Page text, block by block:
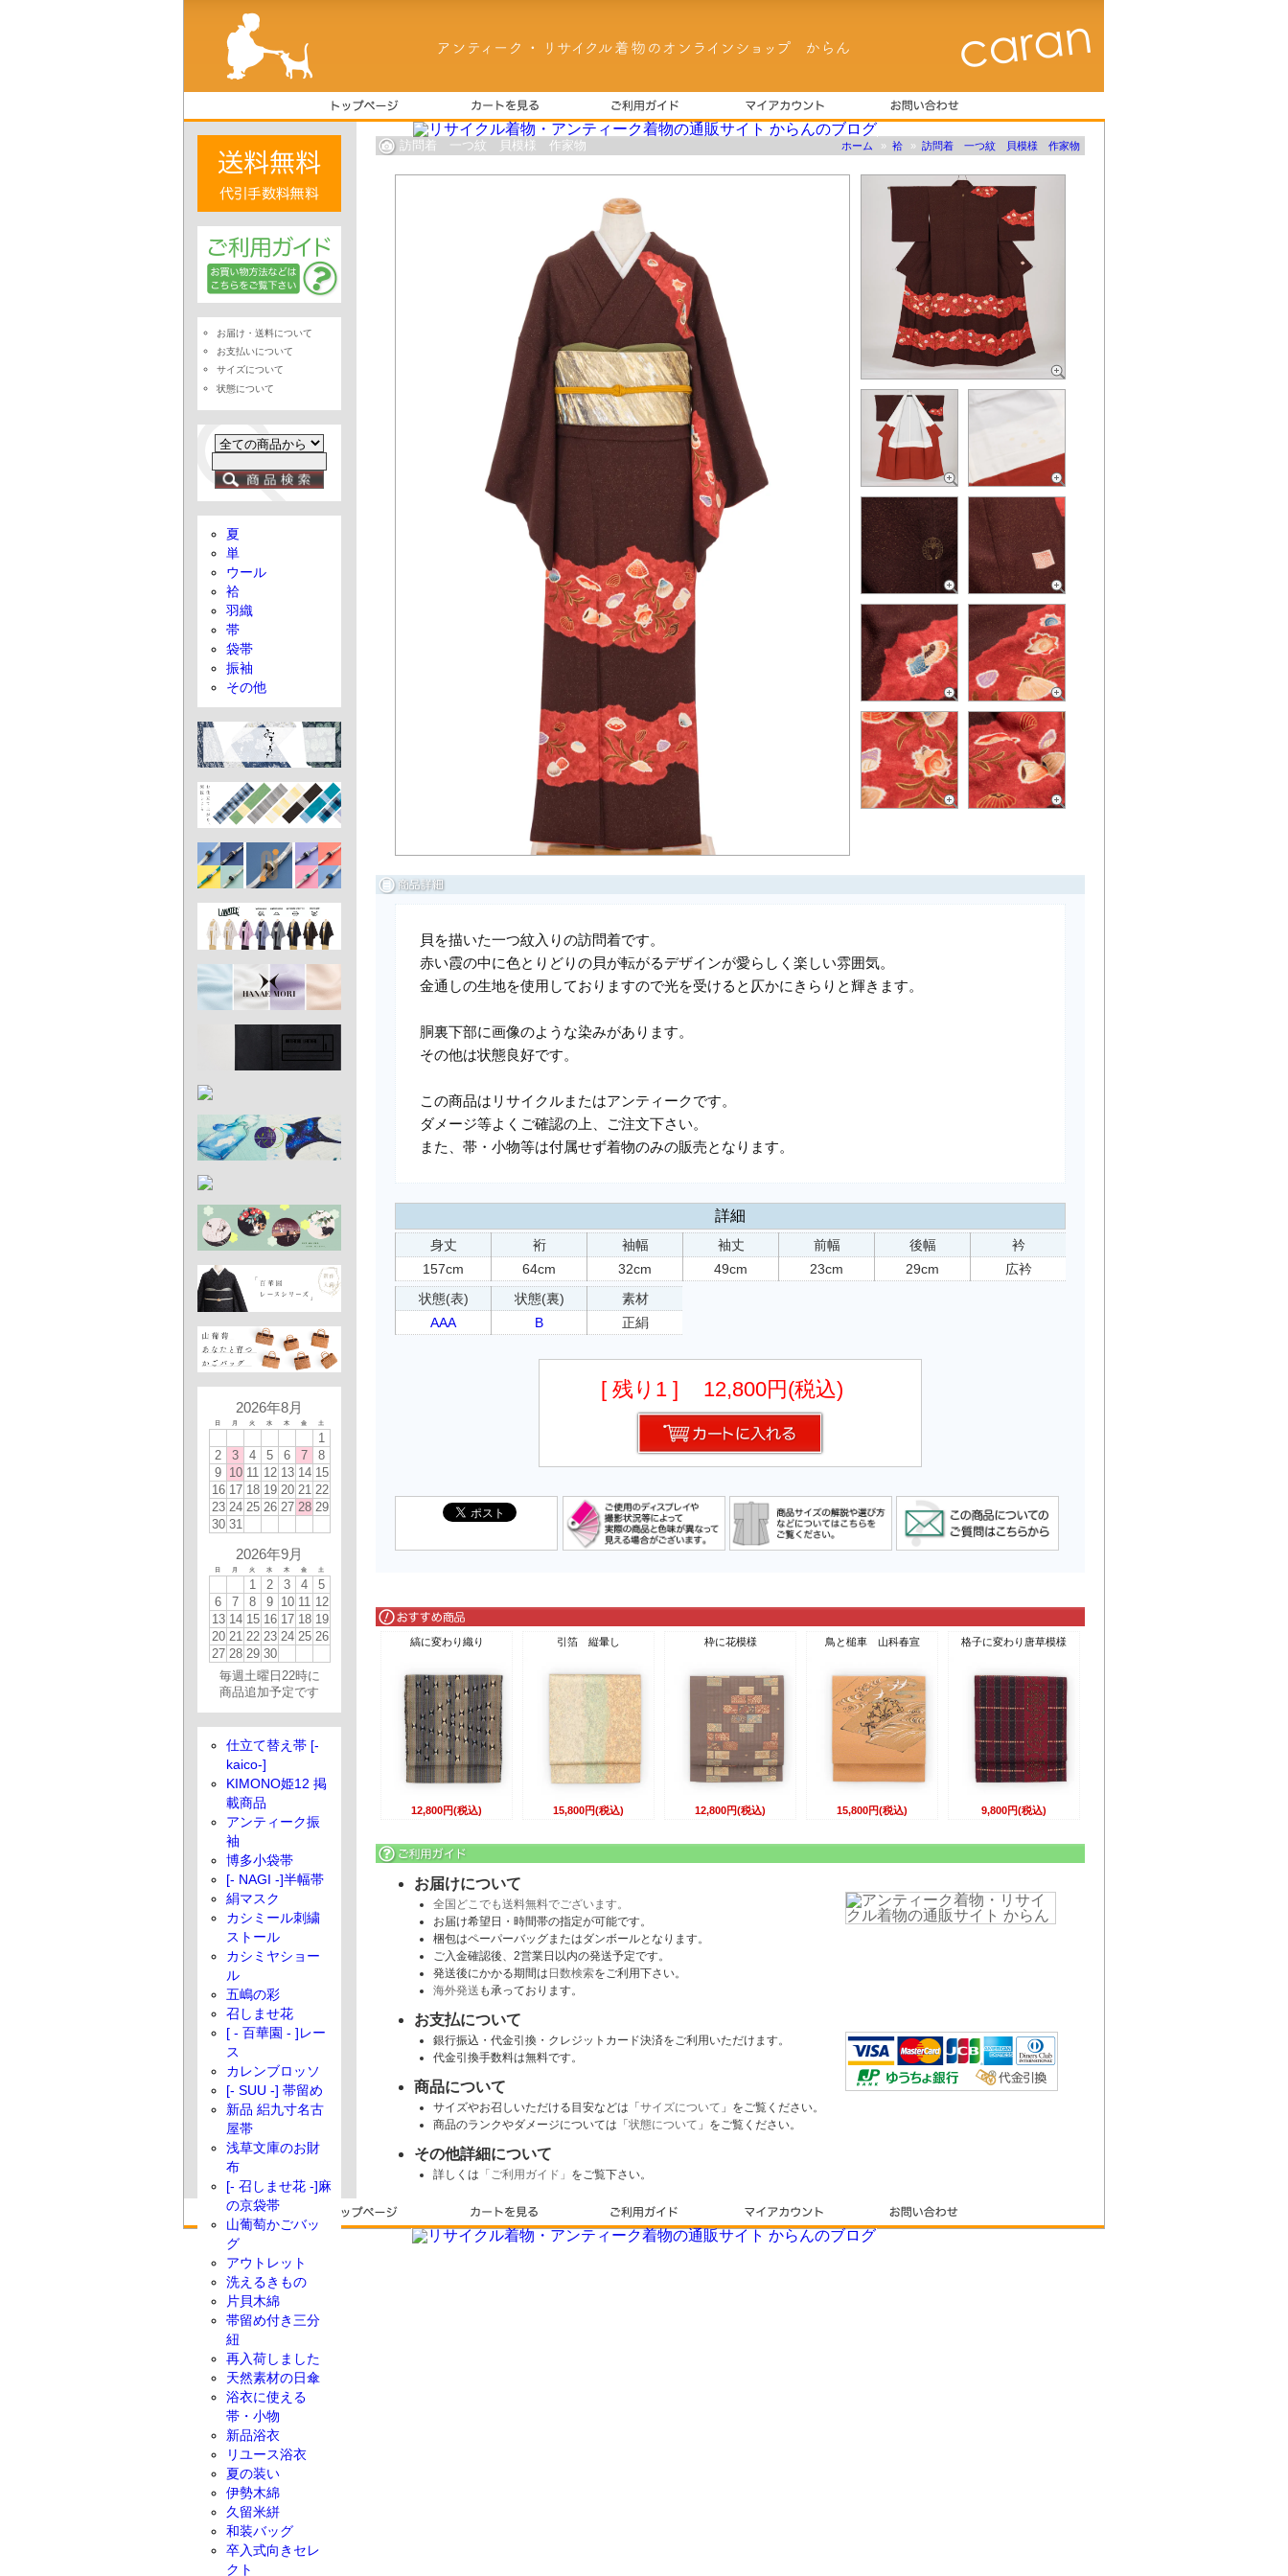
訪問着 一つ紋 貝模様 作家物 ホーム » 袷 » 訪問着 一つ紋 貝模様 作家物
貝を描いた一つ紋入りの訪問着です。
赤い霞の中に色とりどりの貝が転がるデザインが愛らしく楽しい雰囲気。
金通しの生地を使用しておりますので光を受けると仄かにきらりと輝きます。
胴裏下部に画像のような染みがあります。
その他は状態良好です。
この商品はリサイクルまたはアンティークです。
ダメージ等よくご確認の上、ご注文下さい。
また、帯・小物等は付属せず着物のみの販売となります。
詳細
身丈
157cm
裄
64cm
袖幅
32cm
袖丈
49cm
前幅
23cm
後幅
29cm
衿
広衿
状態(表)
AAA
状態(裏)
B
素材
正絹
[ 残り1 ] 12,800円(税込)
縞に変わり織り
12,800円(税込)
引箔 縦暈し
15,800円(税込)
枠に花模様
12,800円(税込)
鳥と槌車 山科春宣
15,800円(税込)
格子に変わり唐草模様
9,800円(税込)
お届けについて
全国どこでも送料無料でございます。
お届け希望日・時間帯の指定が可能です。
梱包はペーパーバッグまたはダンボールとなります。
ご入金確認後、2営業日以内の発送予定です。
発送後にかかる期間は 日数検索をご利用下さい。
海外発送 も承っております。
お支払について
銀行振込・代金引換・クレジットカード決済をご利用いただけます。
代金引換手数料は無料です。
商品について
サイズやお召しいただける目安などは「サイズについて 」をご覧ください。
商品のランクやダメージについては「状態について 」をご覧ください。
その他詳細について
詳しくは 「ご利用ガイド」 をご覧下さい。
お届け・送料について
お支払いについて
サイズについて
状態について
夏
単
ウール
袷
羽織
帯
袋帯
振袖
その他
2026年8月
日 月 火 水 木 金 土
1
2
3 4 5 6 7
8
9 10 11 12 13 14 15
16 17 18 19 20 21 22
23 24 25 26 27 28 29
30 31
2026年9月
日 月 火 水 木 金 土
1 2 3 4
5
6
7 8 9 10 11 12
13 14 15 16 17 18 19
20 21 22 23 24 25 26
27 28 29 30
毎週土曜日22時に
商品追加予定です
仕立て替え帯 [-
kaico-]
KIMONO姫12 掲
載商品
アンティーク振
袖
博多小袋帯
[- NAGI -]半幅帯
絹マスク
カシミール刺繍
ストール
カシミヤショー
ル
五嶋の彩
召しませ花
[ - 百華園 - ]レー
ス
カレンブロッソ
[- SUU -] 帯留め
新品 絽九寸名古
屋帯
浅草文庫のお財
布
[- 召しませ花 -]麻
の京袋帯
山葡萄かごバッ
グ
アウトレット
洗えるきもの
片貝木綿
帯留め付き三分
紐
再入荷しました
天然素材の日傘
浴衣に使える
帯・小物
新品浴衣
リユース浴衣
夏の装い
伊勢木綿
久留米絣
和装バッグ
卒入式向きセレ
クト